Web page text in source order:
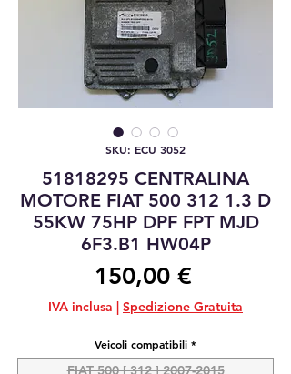
SKU: ECU 3052
51818295 CENTRALINA
MOTORE FIAT 500 312 1.3 D
55KW 75HP DPF FPT MJD
6F3.B1 HW04P
150,00 €
IVA inclusa | Spedizione Gratuita
Veicoli compatibili *
FIAT 500 [ 312 ] 2007-2015